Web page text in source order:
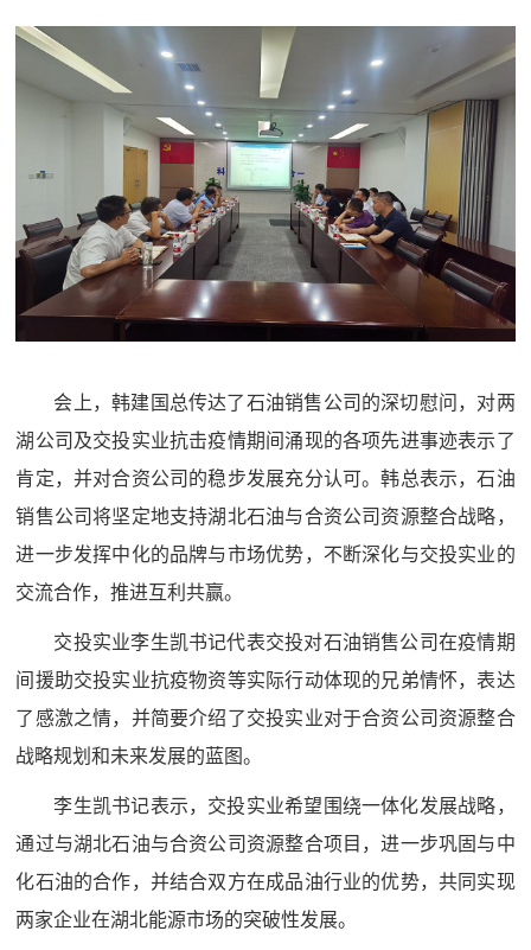
会上，韩建国总传达了石油销售公司的深切慰问，对两
湖公司及交投实业抗击疫情期间涌现的各项先进事迹表示了
肯定，并对合资公司的稳步发展充分认可。韩总表示，石油
销售公司将坚定地支持湖北石油与合资公司资源整合战略，
进一步发挥中化的品牌与市场优势，不断深化与交投实业的
交流合作，推进互利共赢。
交投实业李生凯书记代表交投对石油销售公司在疫情期
间援助交投实业抗疫物资等实际行动体现的兄弟情怀，表达
了感激之情，并简要介绍了交投实业对于合资公司资源整合
战略规划和未来发展的蓝图。
李生凯书记表示，交投实业希望围绕一体化发展战略，
通过与湖北石油与合资公司资源整合项目，进一步巩固与中
化石油的合作，并结合双方在成品油行业的优势，共同实现
两家企业在湖北能源市场的突破性发展。